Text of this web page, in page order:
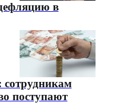
в
поступают